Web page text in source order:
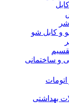
و کابل شو
و ساختمانی
بهداشتی